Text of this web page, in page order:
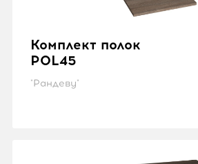
Комплект полок
POL45
"Рандеву"